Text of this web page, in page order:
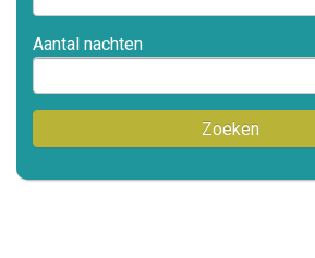
Aantal nachten
Zoeken